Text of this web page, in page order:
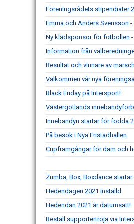
Föreningsrådets stipendiater
Emma och Anders Svensson
Ny klädsponsor för fotbollen -
Information från
Resultat och vinnare av
Välkommen vår nya
Black Friday på Intersport!
Västergötlands
Innebandyn startar för födda
På besök i Nya Fristadhallen
Cupframgångar för dam och
Zumba, Box, Boxdance
Hedendagen 2021 inställd
Hedendan 2021 är datumsatt!
Beställ supportertröja via